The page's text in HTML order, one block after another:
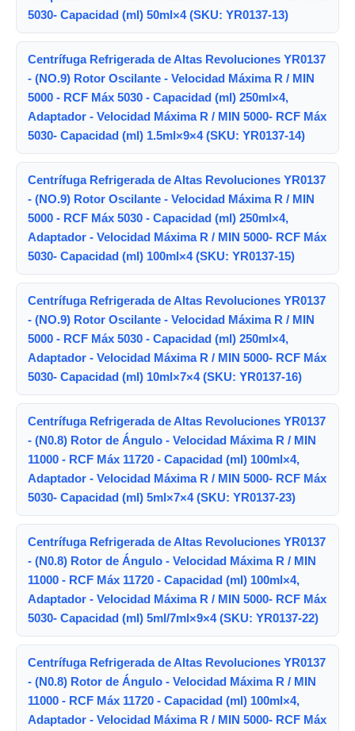
5030- Capacidad (ml) 50ml×4 (SKU: YR0137-13)
Centrífuga Refrigerada de Altas Revoluciones YR0137
- (NO.9) Rotor Oscilante - Velocidad Máxima R / MIN
5000 - RCF Máx 5030 - Capacidad (ml) 250ml×4,
Adaptador - Velocidad Máxima R / MIN 5000- RCF Máx
5030- Capacidad (ml) 1.5ml×9×4 (SKU: YR0137-14)
Centrífuga Refrigerada de Altas Revoluciones YR0137
- (NO.9) Rotor Oscilante - Velocidad Máxima R / MIN
5000 - RCF Máx 5030 - Capacidad (ml) 250ml×4,
Adaptador - Velocidad Máxima R / MIN 5000- RCF Máx
5030- Capacidad (ml) 100ml×4 (SKU: YR0137-15)
Centrífuga Refrigerada de Altas Revoluciones YR0137
- (NO.9) Rotor Oscilante - Velocidad Máxima R / MIN
5000 - RCF Máx 5030 - Capacidad (ml) 250ml×4,
Adaptador - Velocidad Máxima R / MIN 5000- RCF Máx
5030- Capacidad (ml) 10ml×7×4 (SKU: YR0137-16)
Centrífuga Refrigerada de Altas Revoluciones YR0137
- (N0.8) Rotor de Ángulo - Velocidad Máxima R / MIN
11000 - RCF Máx 11720 - Capacidad (ml) 100ml×4,
Adaptador - Velocidad Máxima R / MIN 5000- RCF Máx
5030- Capacidad (ml) 5ml×7×4 (SKU: YR0137-23)
Centrífuga Refrigerada de Altas Revoluciones YR0137
- (N0.8) Rotor de Ángulo - Velocidad Máxima R / MIN
11000 - RCF Máx 11720 - Capacidad (ml) 100ml×4,
Adaptador - Velocidad Máxima R / MIN 5000- RCF Máx
5030- Capacidad (ml) 5ml/7ml×9×4 (SKU: YR0137-22)
Centrífuga Refrigerada de Altas Revoluciones YR0137
- (N0.8) Rotor de Ángulo - Velocidad Máxima R / MIN
11000 - RCF Máx 11720 - Capacidad (ml) 100ml×4,
Adaptador - Velocidad Máxima R / MIN 5000- RCF Máx